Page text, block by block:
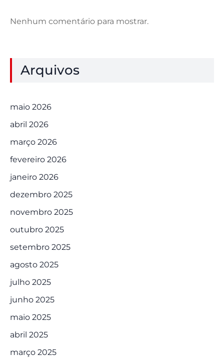
Nenhum comentário para mostrar.
Arquivos
maio 2026
abril 2026
março 2026
fevereiro 2026
janeiro 2026
dezembro 2025
novembro 2025
outubro 2025
setembro 2025
agosto 2025
julho 2025
junho 2025
maio 2025
abril 2025
março 2025